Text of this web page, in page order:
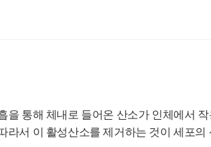
통해 체내로 들어온 산소가 인체에서
라서 이 활성산소를 제거하는 것이 세포의